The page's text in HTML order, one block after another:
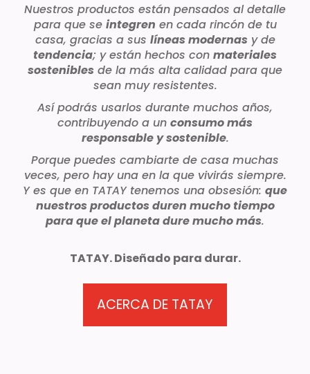
Nuestros productos están pensados al detalle
para que se integren en cada rincón de tu
casa, gracias a sus líneas modernas y de
tendencia; y están hechos con materiales
sostenibles de la más alta calidad para que
sean muy resistentes.
Así podrás usarlos durante muchos años,
contribuyendo a un consumo más
responsable y sostenible.
Porque puedes cambiarte de casa muchas
veces, pero hay una en la que vivirás siempre.
Y es que en TATAY tenemos una obsesión: que
nuestros productos duren mucho tiempo
para que el planeta dure mucho más.
TATAY. Diseñado para durar.
ACERCA DE TATAY